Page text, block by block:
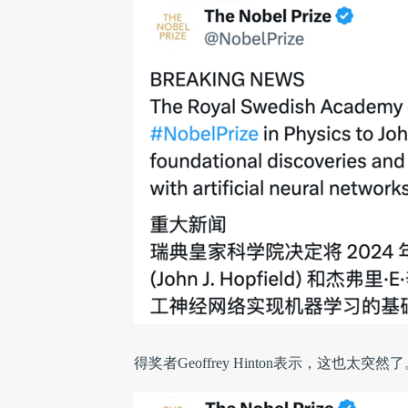
得奖者Geoffrey Hinton表示，这也太突然了